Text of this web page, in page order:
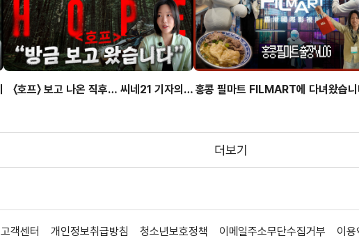
〈호프〉 보고 나온 직후… 씨네21 기자의
홍콩 필마트 FILMART에 다녀왔습니
더보기
고객센터 개인정보취급방침 청소년보호정책 이메일주소무단수집거부 이용